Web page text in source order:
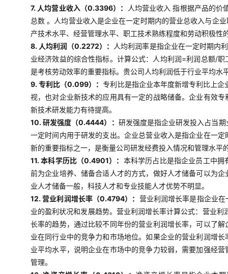
7. 人均营业收入（0.3396）：
人均营业收入 指根据产品的价
总数 。人均营业收入是企业在一定时期内的营业总收入与企
产技术水平、经营管理水平、职工技术熟练程度和劳动积极
8. 人均利润（0.2272）： 人均利润率是指企业在一定时期内
业经济效益的综合性指标。计算公式：人均利润=利润总额/
是考核劳动效率的重要指标。贵公司人均利润低于行业平均
9. 专利比（0.099）：专利比是指企业本年度新增专利比上
视，也对企业新技术的应用具有一定的战略储备。企业有效
新技术研发能力有待提高。
10. 研发强度（0.4444）： 研发强度是指企业研发投入占当
一定时间内用于研发的支出。企业总营业收入是指企业在一
新的重要指标之一，是衡量公司研发经费投入情况和管理水
11. 本科学历比（0.4901）： 本科学历占比是指企业员工中
前为企业培养、储备合适人才的方式，做好人才储备可以为
业人才储备一般，科技人才和专业技能人才优势不明显。
12. 营业利润增长率（0.4794）： 营业利润增长率是指企业
业的盈利状况和发展趋势。营业利润增长率计算公式：营业
长率的趋势，通过比较不同年份的营业利润增长率，可以了
业在同行业中的竞争力和市场地位。如果企业的营业利润增
业平均水平，说明企业在市场中的竞争力较弱，需要加强经
管理。